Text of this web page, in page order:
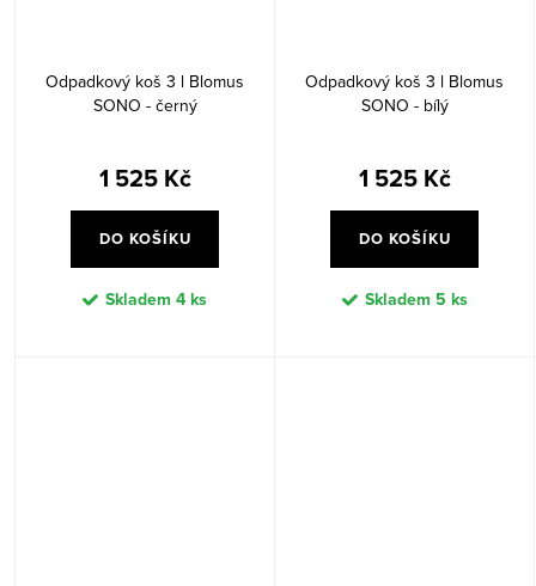
Odpadkový koš 3 l Blomus
SONO - černý
1 525 Kč
DO KOŠÍKU
Skladem 4 ks
Odpadkový koš 3 l Blomus
SONO - bílý
1 525 Kč
DO KOŠÍKU
Skladem 5 ks